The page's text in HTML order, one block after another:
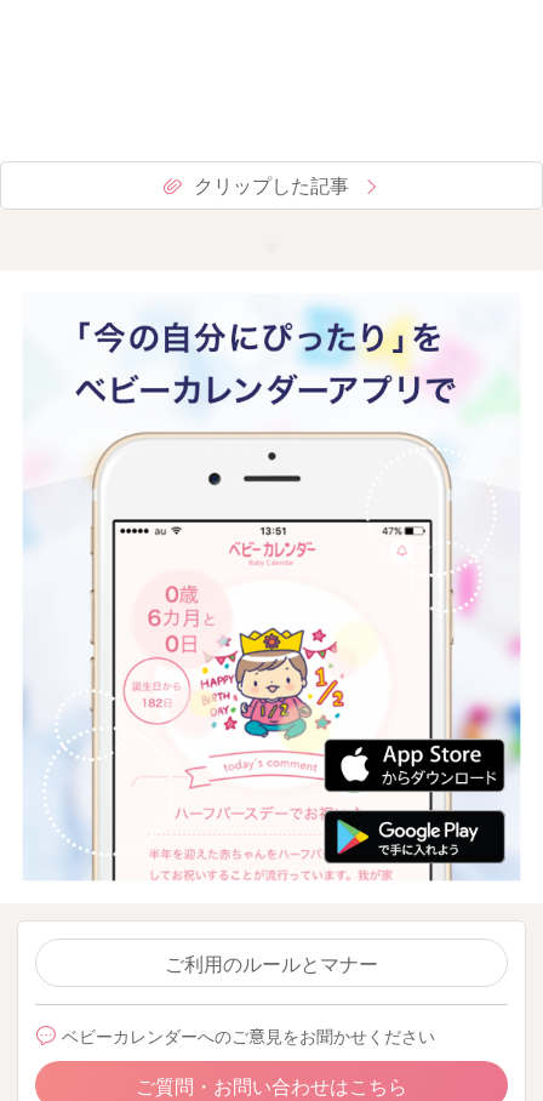
クリップした記事
ご利用のルールとマナー
ベビーカレンダーへのご意見をお聞かせください
ご質問・お問い合わせはこちら